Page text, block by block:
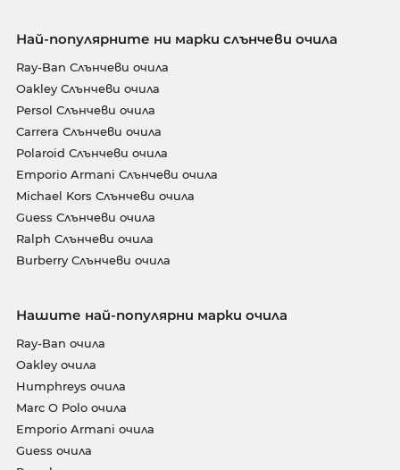
Най-популярните ни марки слънчеви очила
Ray-Ban Слънчеви очила
Oakley Слънчеви очила
Persol Слънчеви очила
Carrera Слънчеви очила
Polaroid Слънчеви очила
Emporio Armani Слънчеви очила
Michael Kors Слънчеви очила
Guess Слънчеви очила
Ralph Слънчеви очила
Burberry Слънчеви очила
Нашите най-популярни марки очила
Ray-Ban очила
Oakley очила
Humphreys очила
Marc O Polo очила
Emporio Armani очила
Guess очила